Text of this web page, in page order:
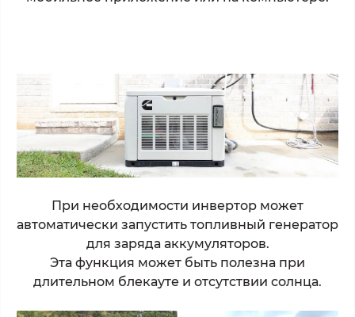
При необходимости инвертор может
автоматически запустить топливный генератор
для заряда аккумуляторов.
Эта функция может быть полезна при
длительном блекауте и отсутствии солнца.